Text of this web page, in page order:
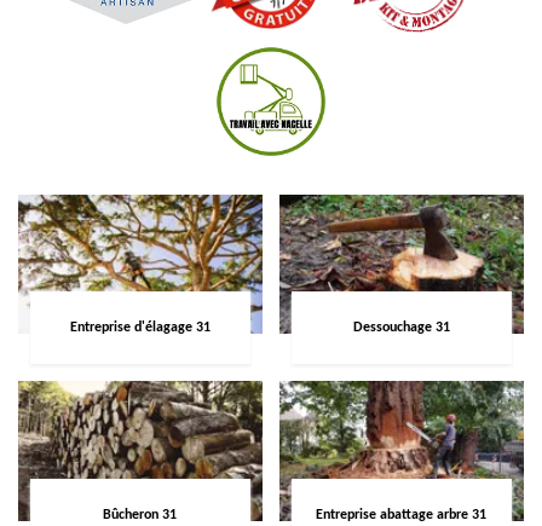
Entreprise d'élagage 31 Dessouchage 31
Bûcheron 31 Entreprise abattage arbre 31